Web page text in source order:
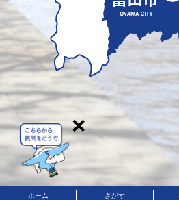
ホーム さがす
×